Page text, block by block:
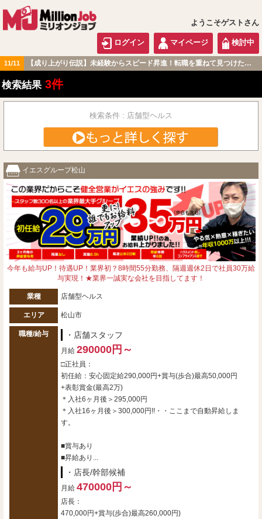
ようこそゲストさん
ログイン マイページ 検討中
11/11 【成り上がり伝説】未経験からスピード昇進！転職を重ねて見つけた『本当に働きやすい職場』とは？
中国・四国版
検索結果 3件
検索条件 : 店舗型ヘルス
イエスグループ松山
今年も給与UP！待遇UP！業界初？8時間55分勤務、隔週週休2日で社員30万給
与実現！★業界一誠実な会社を目指してます！
業種 店舗型ヘルス
エリア 松山市
職種/給与 ・店舗スタッフ
月給 290000円～
□正社員：
初任給：安心固定給290,000円+賞与(歩合)最高50,000円
+表彰賞金(最高2万)
＊入社6ヶ月後＞295,000円
＊入社16ヶ月後＞300,000円!!・・ここまで自動昇給しま
す。
■賞与あり
■昇給あり...
・店長/幹部候補
月給 470000円～
店長：
470,000円+賞与(歩合)最高260,000円)